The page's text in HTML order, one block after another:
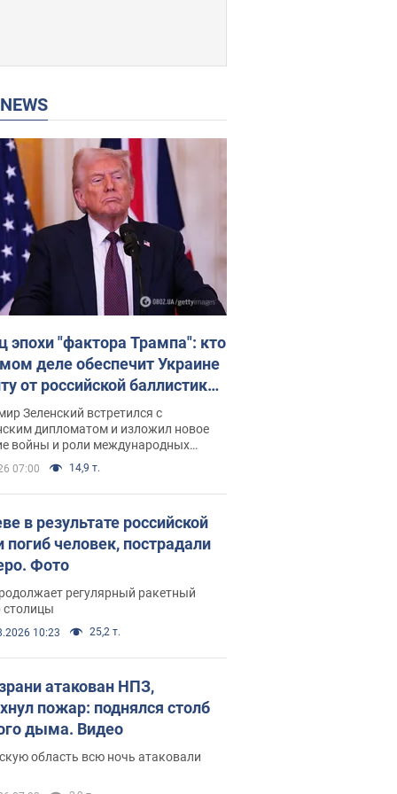
NEWS
эпохи "фактора Трампа": кто
деле обеспечит Украине
от российской баллистики.
с Безсмертным
Зеленский встретился с
дипломатом и изложил новое
войны и роли международных
в борьбе с Россией
07:00 14,9 т.
в результате российской
погиб человек, пострадали
Фото
регулярный ракетный
столицы
10:23 25,2 т.
атакован НПЗ,
пожар: поднялся столб
дыма. Видео
область всю ночь атаковали